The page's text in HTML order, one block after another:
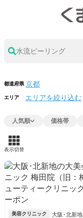
水流ピーリング
都道府県
エリア エリアを絞り込む
人気順 価格帯
表示切替
美容クリニック 大阪･北新地